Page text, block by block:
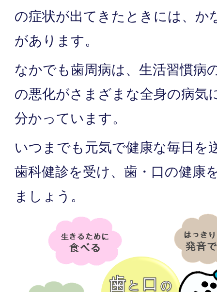
の症状が出てきたときには、か
があります。
なかでも歯周病は、生活習慣病
の悪化がさまざまな全身の病気
分かっています。
いつまでも元気で健康な毎日を
歯科健診を受け、歯・口の健康
ましょう。